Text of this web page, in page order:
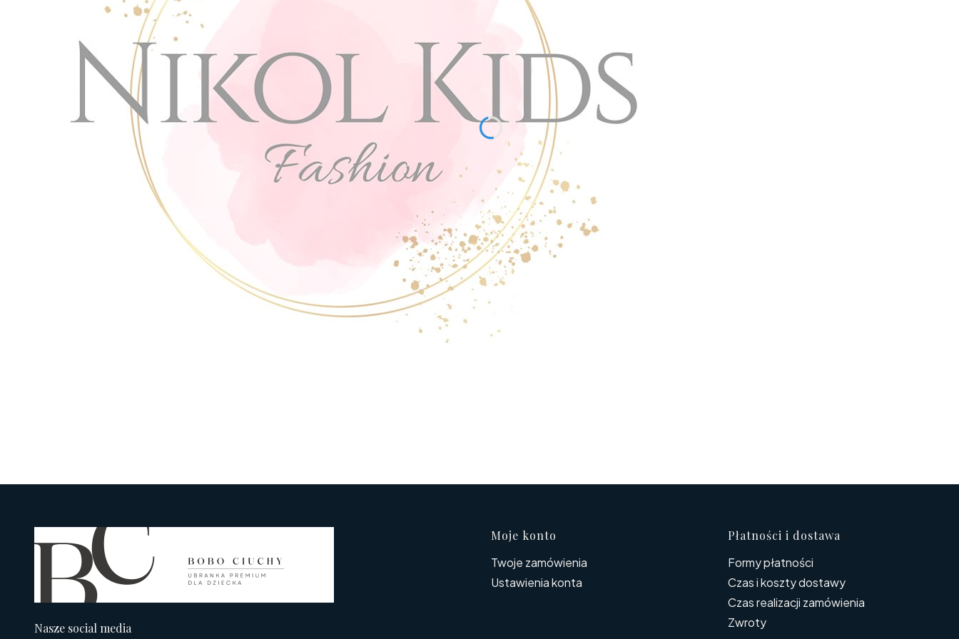
Nasze social media
Linki w stopce
Moje konto
Twoje zamówienia
Ustawienia konta
Płatności i dostawa
Formy płatności
Czas i koszty dostawy
Czas realizacji zamówienia
Zwroty